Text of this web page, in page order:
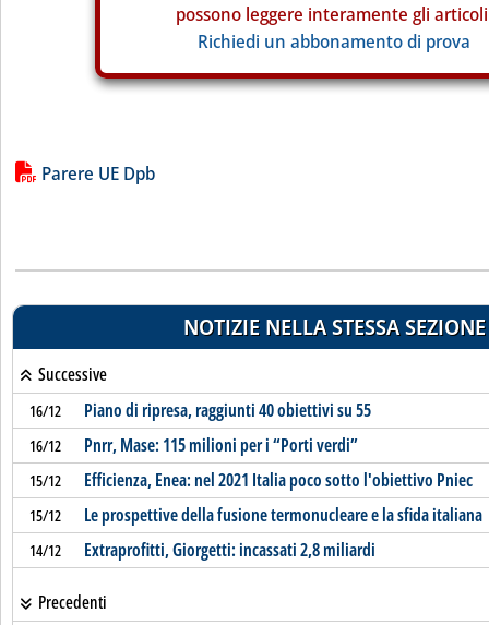
possono leggere interamente gli
Richiedi un abbonamento di prova
Lista allegati PDF alla notizia
Parere UE Dpb
NOTIZIE NELLA STESSA SEZIONE
Successive
16/12 Piano di ripresa, raggiunti 40 obiettivi su 55
16/12 Pnrr, Mase: 115 milioni per i “Porti verdi”
15/12 Efficienza, Enea: nel 2021 Italia poco sotto l'obiettivo Pniec
15/12 Le prospettive della fusione termonucleare e la sfida italiana
14/12 Extraprofitti, Giorgetti: incassati 2,8 miliardi
Precedenti